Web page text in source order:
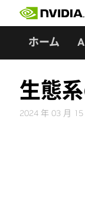
ホーム
生態
2024 年 03 月 15